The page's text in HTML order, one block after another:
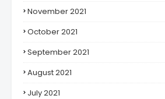
November 2021
October 2021
September 2021
August 2021
July 2021